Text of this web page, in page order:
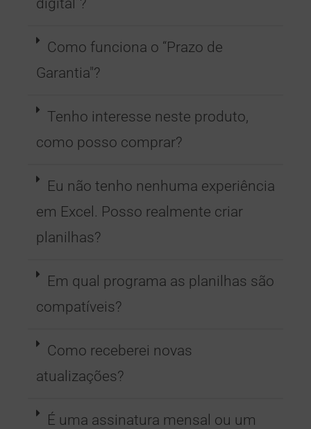
Como funciona o “Prazo de
Garantia"?
Tenho interesse neste produto,
como posso comprar?
Eu não tenho nenhuma experiência
em Excel. Posso realmente criar
planilhas?
Em qual programa as planilhas são
compatíveis?
Como receberei novas
atualizações?
É uma assinatura mensal ou um